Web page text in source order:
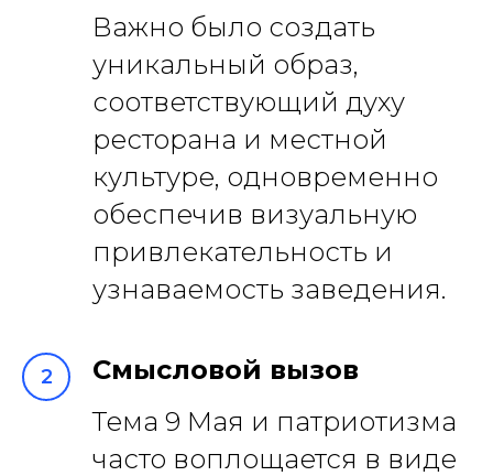
Важно было создать
уникальный образ,
соответствующий духу
ресторана и местной
культуре, одновременно
обеспечив визуальную
привлекательность и
узнаваемость заведения.
Смысловой вызов
Тема 9 Мая и патриотизма
часто воплощается в виде